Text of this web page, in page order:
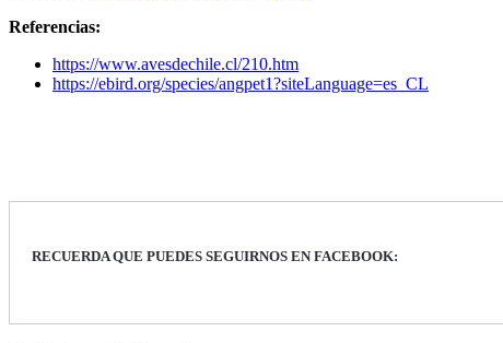
Referencias:
https://www.avesdechile.cl/210.htm
https://ebird.org/species/angpet1?siteLanguage=es_CL
RECUERDA QUE PUEDES SEGUIRNOS EN FACEBOOK: